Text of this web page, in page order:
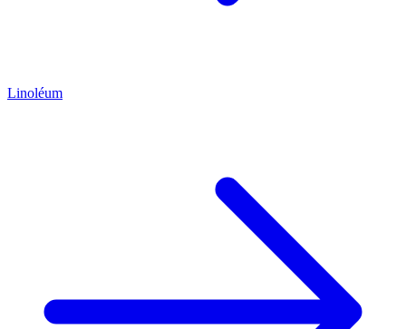
Linoléum